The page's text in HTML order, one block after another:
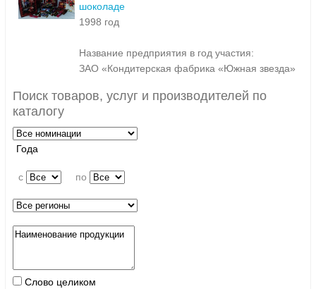
шоколаде
1998 год
Название предприятия в год участия:
ЗАО «Кондитерская фабрика «Южная звезда»
Поиск товаров, услуг и производителей по
каталогу
Года
c по
Слово целиком